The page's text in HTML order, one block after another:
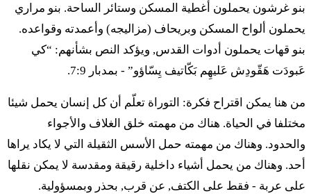
كول كْليه عَبوداتام فْإيت كول أَشِر ييعاسِه لاهِم فْعابادو
כז
עַל פִּי אַהֲרֹן וּבָנָיו תִּהְיֶה כָּל עֲבֹדַת בְּנֵי הַגֵּרְשֻׁנִּי
לְכָל מַשָּׂאָם וּלְכֹל עֲבֹדָתָם וּפְקַדְתֶּם עֲלֵהֶם
בְּמִשְׁמֶרֶת אֵת כָּל מַשָּׂאָם׃
٢٧ عَل بّي أَهَرون أوبانَف تِّهْيِه كول عَبودَت بْنيه هَجِّرْشونّي
لْخول مَسّاام أولْخول عَبوداتام أوفْقَدْتِّم عَليهِم بْمِشْمِرِت
إيت كول مَسّاام
بنو غرشون يحملون أغطية المسكن وستائر الساحة. بنو مراري
يحملون ألواح المسكن وبريحاف (مزاليجه) وأعمدته وقواعده.
بنو قهات يحملون أدوات القدس, ويؤكد النص بشأنهم: “كي
عَبودَت هَقّودِش عَليهِم بَكّاتيف يِسّاؤو” - بمدبار 7:9.
من هنا يمكن اقتراح فكرة: التوراة تعلّم أن كل إنسان يحمل شيئا
مختلفا في الحياة. هناك من مهمته خلق الغلاف والأجواء
والحدود. وهناك من مهمته حمل الأسس الثقيلة التي لا يكاد يراها
أحد. وهناك من يحمل أشياء داخلية رقيقة ومقدسة لا يمكن نقلها
على عربة - فقط على الكتف, عن قرب, بحذر وبمسؤولية.